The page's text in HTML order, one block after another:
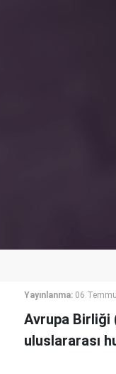
Yayınlanma: 06
Avrupa Birliği
uluslararası